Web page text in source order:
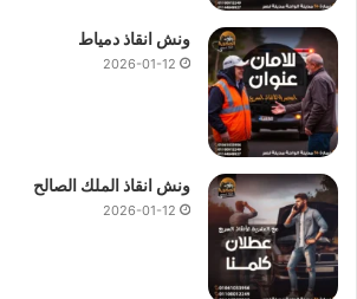
ونش انقاذ دمياط
2026-01-12
ونش انقاذ الملك الصالح
2026-01-12